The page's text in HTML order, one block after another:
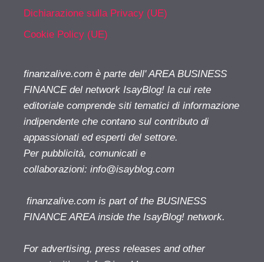
Dichiarazione sulla Privacy (UE)
Cookie Policy (UE)
finanzalive.com è parte dell' AREA BUSINESS
FINANCE del network IsayBlog! la cui rete
editoriale comprende siti tematici di informazione
indipendente che contano sul contributo di
appassionati ed esperti del settore.
Per pubblicità, comunicati e
collaborazioni: info@isayblog.com
finanzalive.com is part of the BUSINESS
FINANCE AREA inside the IsayBlog! network.
For advertising, press releases and other